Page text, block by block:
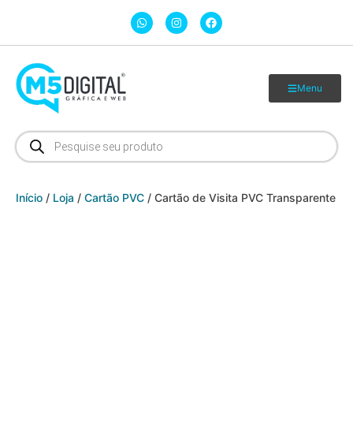
Menu
Início / Loja / Cartão PVC / Cartão de Visita PVC Transparente